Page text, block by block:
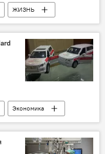
ЖИЗНЬ
плата
Экономика